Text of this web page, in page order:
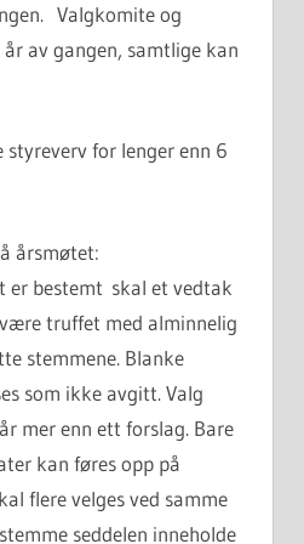
Valgkomite og
av gangen, samtlige kan
styreverv for lenger enn 6
årsmøtet:
er bestemt skal et vedtak
truffet med alminnelig
stemmene. Blanke
som ikke avgitt. Valg
mer enn ett forslag. Bare
kan føres opp på
flere velges ved samme
seddelen inneholde